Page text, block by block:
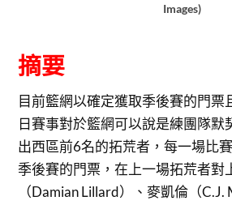
Images)
摘要
目前籃網以確定獲取季後賽的門票
日賽事對於籃網可以說是練團隊默
出西區前6名的拓荒者，每一場比
季後賽的門票，在上一場拓荒者對
（Damian Lillard）、麥凱倫（